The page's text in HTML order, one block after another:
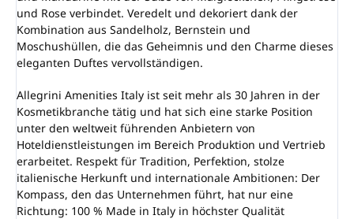
und Rose verbindet. Veredelt und dekoriert dank der
Kombination aus Sandelholz, Bernstein und
Moschushüllen, die das Geheimnis und den Charme dieses
eleganten Duftes vervollständigen.
Allegrini Amenities Italy ist seit mehr als 30 Jahren in der
Kosmetikbranche tätig und hat sich eine starke Position
unter den weltweit führenden Anbietern von
Hoteldienstleistungen im Bereich Produktion und Vertrieb
erarbeitet. Respekt für Tradition, Perfektion, stolze
italienische Herkunft und internationale Ambitionen: Der
Kompass, den das Unternehmen führt, hat nur eine
Richtung: 100 % Made in Italy in höchster Qualität